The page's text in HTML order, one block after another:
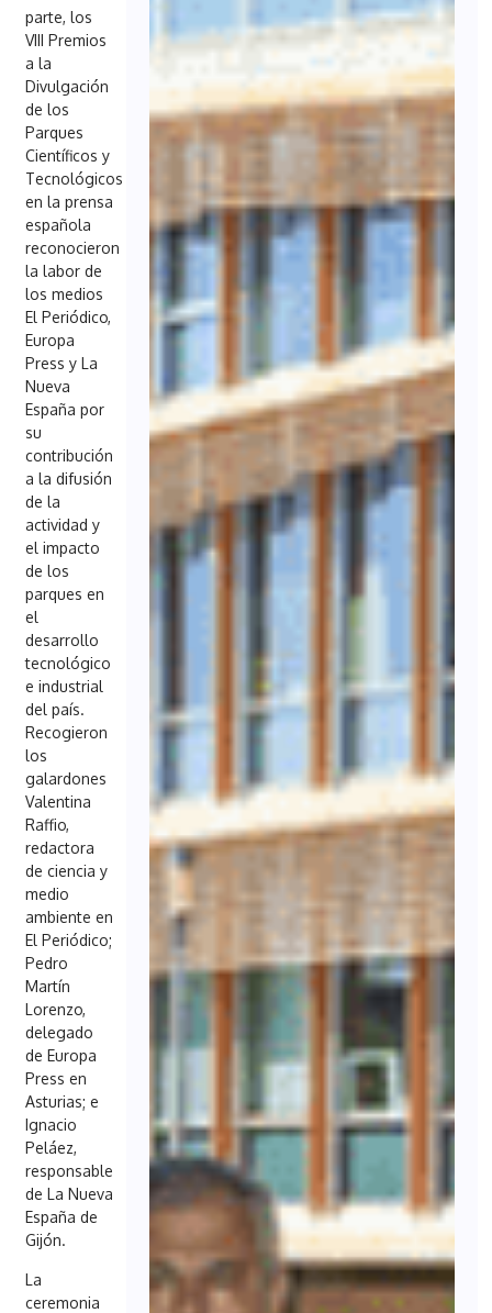
parte, los
VIII Premios
a la
Divulgación
de los
Parques
Científicos y
Tecnológicos
en la prensa
española
reconocieron
la labor de
los medios
El Periódico,
Europa
Press y La
Nueva
España por
su
contribución
a la difusión
de la
actividad y
el impacto
de los
parques en
el
desarrollo
tecnológico
e industrial
del país.
Recogieron
los
galardones
Valentina
Raffio,
redactora
de ciencia y
medio
ambiente en
El Periódico;
Pedro
Martín
Lorenzo,
delegado
de Europa
Press en
Asturias; e
Ignacio
Peláez,
responsable
de La Nueva
España de
Gijón.
La
ceremonia